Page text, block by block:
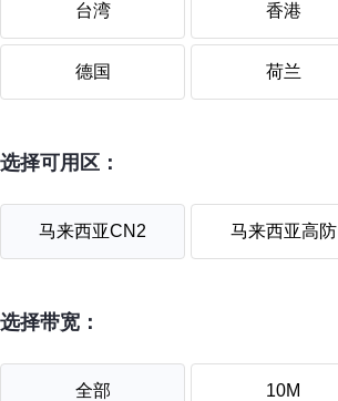
台湾 香港
德国 荷兰
选择可用区：
马来西亚CN2 马来西亚高防
选择带宽：
全部 10M